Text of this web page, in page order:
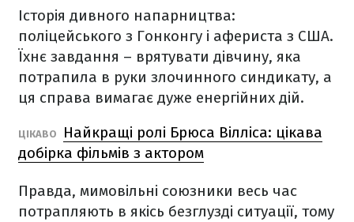
Історія дивного напарництва:
поліцейського з Гонконгу і афериста з США.
Їхнє завдання – врятувати дівчину, яка
потрапила в руки злочинного синдикату, а
ця справа вимагає дуже енергійних дій.
ЦІКАВО
Найкращі ролі Брюса Вілліса: цікава
добірка фільмів з актором
Правда, мимовільні союзники весь час
потрапляють в якісь безглузді ситуації, тому